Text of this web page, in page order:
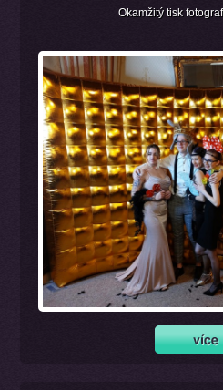
Okamžitý tisk